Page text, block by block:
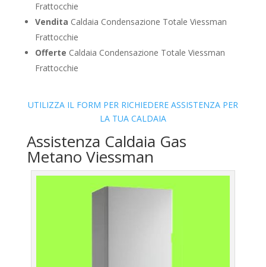
Frattocchie
Vendita Caldaia Condensazione Totale Viessman
Frattocchie
Offerte Caldaia Condensazione Totale Viessman
Frattocchie
UTILIZZA IL FORM PER RICHIEDERE ASSISTENZA PER
LA TUA CALDAIA
Assistenza Caldaia Gas
Metano Viessman